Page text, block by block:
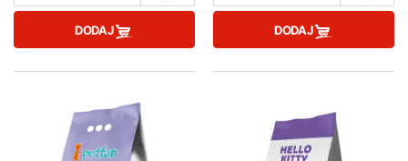
DODAJ DODAJ